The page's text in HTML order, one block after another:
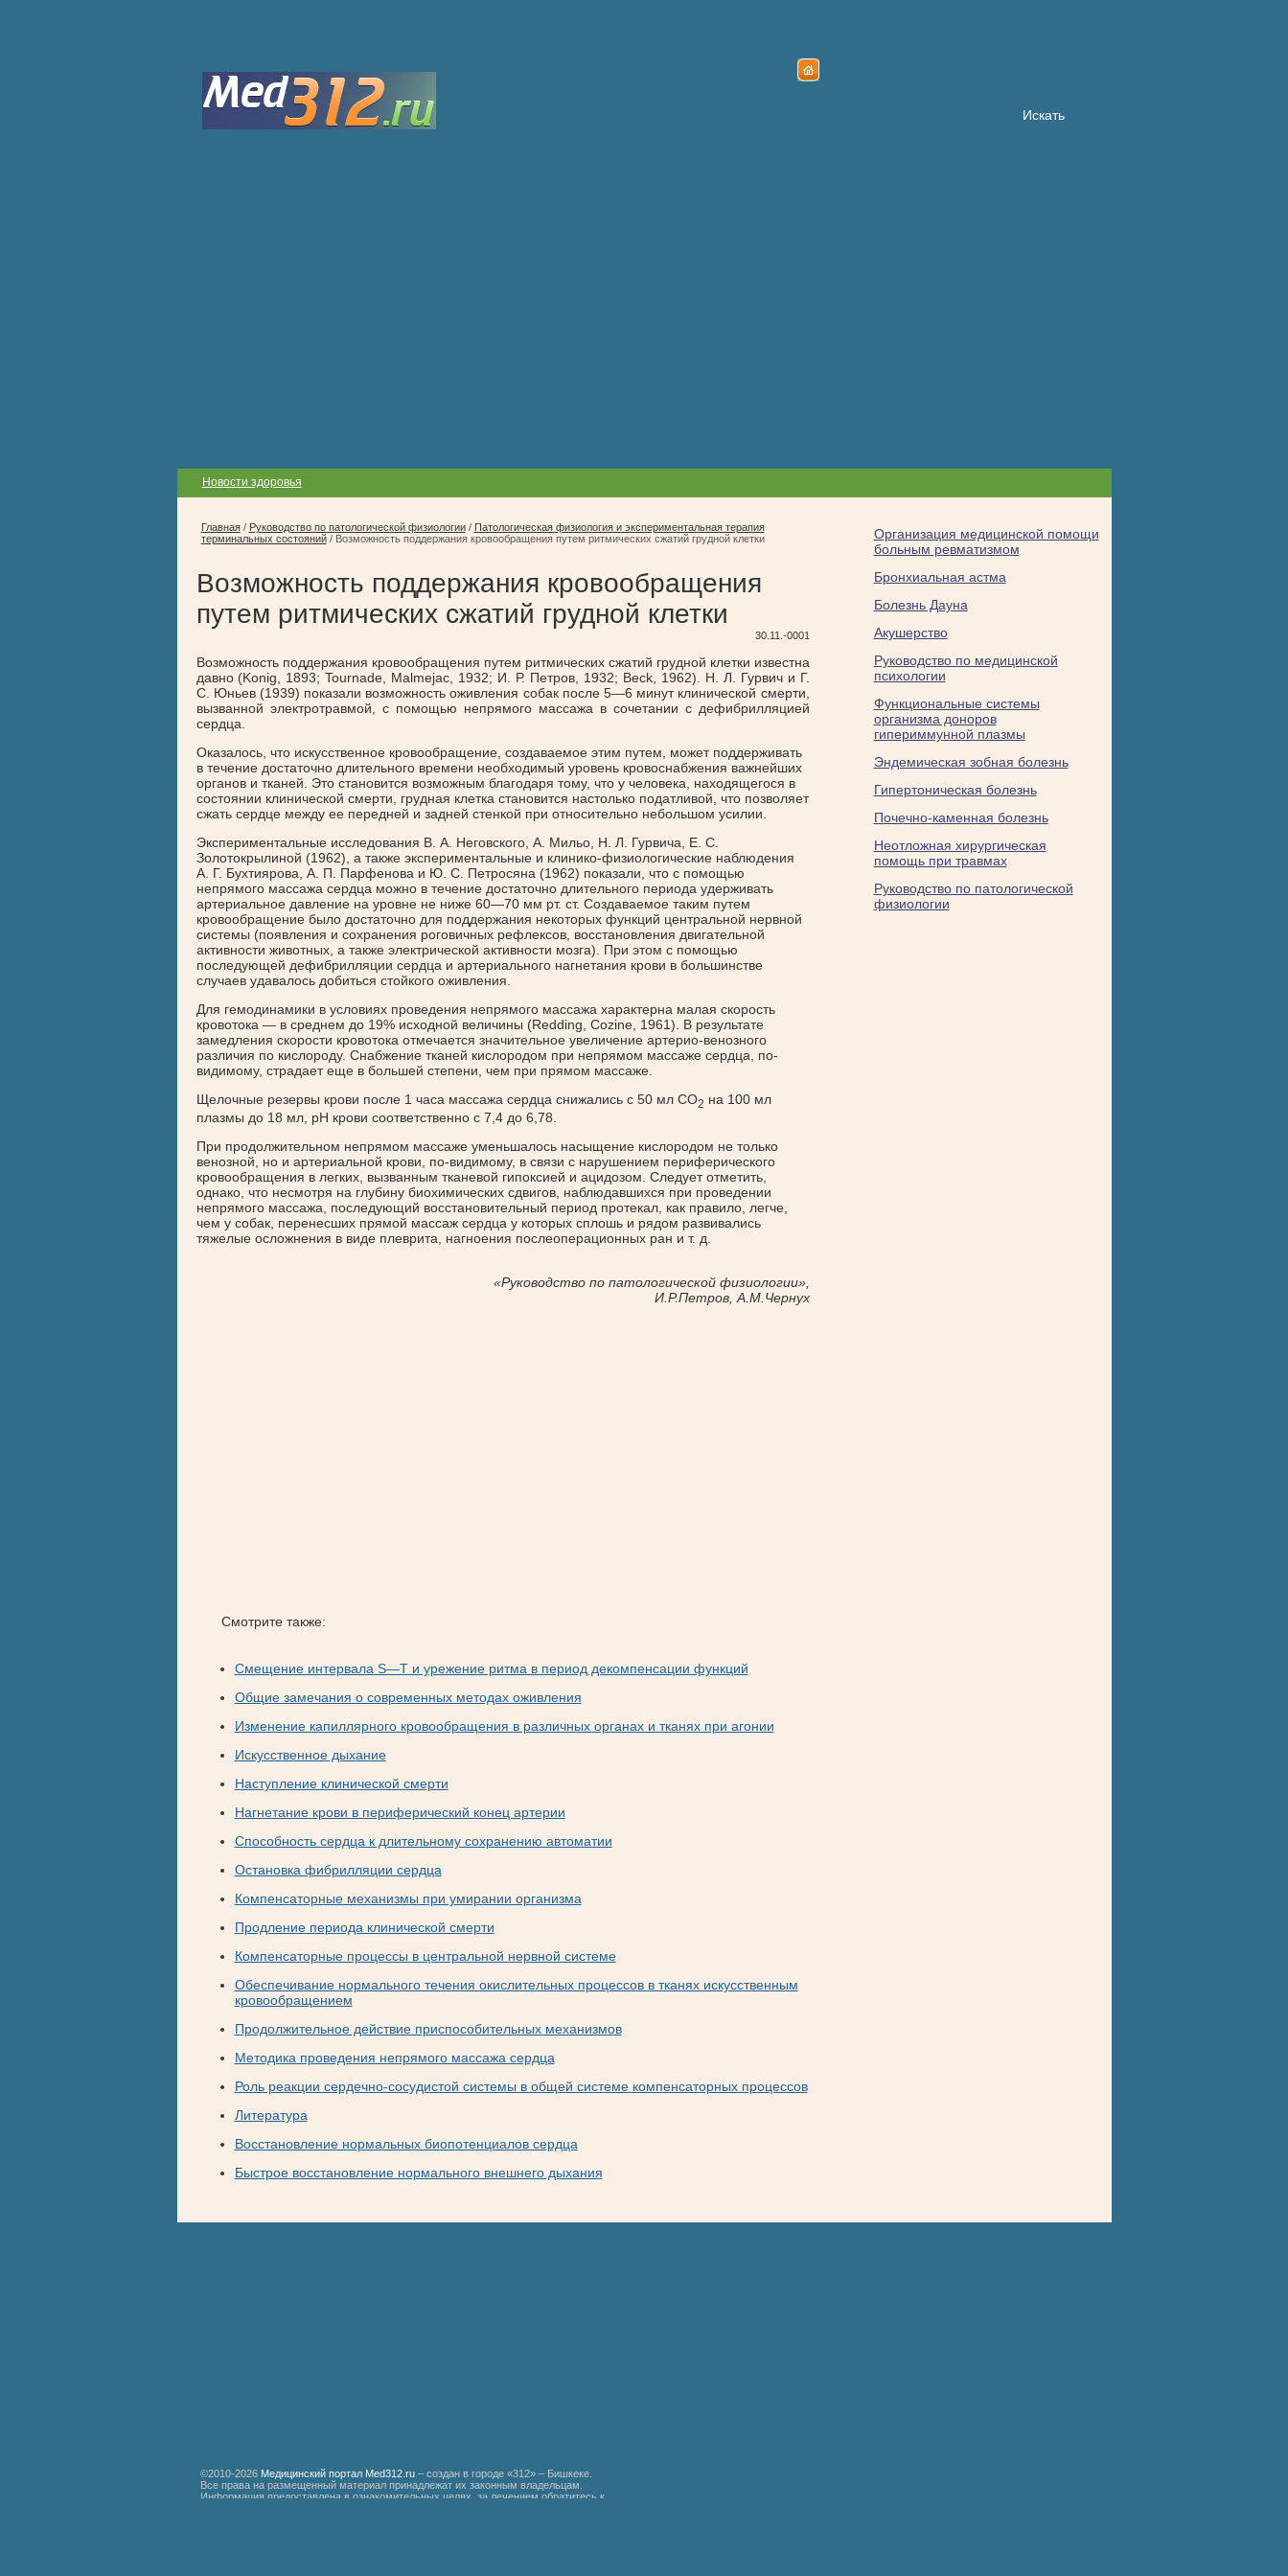
Новости здоровья
Главная/ Руководство по патологической физиологии/ Патологическая физиология и экспериментальная терапия
терминальных состояний/ Возможность поддержания кровообращения путем ритмических сжатий грудной клетки
Возможность поддержания кровообращения
путем ритмических сжатий грудной клетки
30.11.-0001
Возможность поддержания кровообращения путем ритмических сжатий грудной клетки известна
давно (Konig, 1893; Tournade, Malmejac, 1932; И. Р. Петров, 1932; Beck, 1962). Н. Л. Гурвич и Г.
С. Юньев (1939) показали возможность оживления собак после 5—6 минут клинической смерти,
вызванной электротравмой, с помощью непрямого массажа в сочетании с дефибрилляцией
сердца.
Оказалось, что искусственное кровообращение, создаваемое этим путем, может поддерживать
в течение достаточно длительного времени необходимый уровень кровоснабжения важнейших
органов и тканей. Это становится возможным благодаря тому, что у человека, находящегося в
состоянии клинической смерти, грудная клетка становится настолько податливой, что позволяет
сжать сердце между ее передней и задней стенкой при относительно небольшом усилии.
Экспериментальные исследования В. А. Неговского, А. Мильо, Н. Л. Гурвича, Е. С.
Золотокрылиной (1962), а также экспериментальные и клинико-физиологические наблюдения
А. Г. Бухтиярова, А. П. Парфенова и Ю. С. Петросяна (1962) показали, что с помощью
непрямого массажа сердца можно в течение достаточно длительного периода удерживать
артериальное давление на уровне не ниже 60—70 мм рт. ст. Создаваемое таким путем
кровообращение было достаточно для поддержания некоторых функций центральной нервной
системы (появления и сохранения роговичных рефлексов, восстановления двигательной
активности животных, а также электрической активности мозга). При этом с помощью
последующей дефибрилляции сердца и артериального нагнетания крови в большинстве
случаев удавалось добиться стойкого оживления.
Для гемодинамики в условиях проведения непрямого массажа характерна малая скорость
кровотока — в среднем до 19% исходной величины (Redding, Cozine, 1961). В результате
замедления скорости кровотока отмечается значительное увеличение артерио-венозного
различия по кислороду. Снабжение тканей кислородом при непрямом массаже сердца, по-
видимому, страдает еще в большей степени, чем при прямом массаже.
Щелочные резервы крови после 1 часа массажа сердца снижались с 50 мл СО2 на 100 мл
плазмы до 18 мл, pH крови соответственно с 7,4 до 6,78.
При продолжительном непрямом массаже уменьшалось насыщение кислородом не только
венозной, но и артериальной крови, по-видимому, в связи с нарушением периферического
кровообращения в легких, вызванным тканевой гипоксией и ацидозом. Следует отметить,
однако, что несмотря на глубину биохимических сдвигов, наблюдавшихся при проведении
непрямого массажа, последующий восстановительный период протекал, как правило, легче,
чем у собак, перенесших прямой массаж сердца у которых сплошь и рядом развивались
тяжелые осложнения в виде плеврита, нагноения послеоперационных ран и т. д.
«Руководство по патологической физиологии»,
И.Р.Петров, А.М.Чернух
Смотрите также:
Смещение интервала S—Т и урежение ритма в период декомпенсации функций
Общие замечания о современных методах оживления
Изменение капиллярного кровообращения в различных органах и тканях при агонии
Искусственное дыхание
Наступление клинической смерти
Нагнетание крови в периферический конец артерии
Способность сердца к длительному сохранению автоматии
Остановка фибрилляции сердца
Компенсаторные механизмы при умирании организма
Продление периода клинической смерти
Компенсаторные процессы в центральной нервной системе
Обеспечивание нормального течения окислительных процессов в тканях искусственным
кровообращением
Продолжительное действие приспособительных механизмов
Методика проведения непрямого массажа сердца
Роль реакции сердечно-сосудистой системы в общей системе компенсаторных процессов
Литература
Восстановление нормальных биопотенциалов сердца
Быстрое восстановление нормального внешнего дыхания
Организация медицинской помощи
больным ревматизмом
Бронхиальная астма
Болезнь Дауна
Акушерство
Руководство по медицинской
психологии
Функциональные системы
организма доноров
гипериммунной плазмы
Эндемическая зобная болезнь
Гипертоническая болезнь
Почечно-каменная болезнь
Неотложная хирургическая
помощь при травмах
Руководство по патологической
физиологии
©2010-2026 Медицинский портал Med312.ru – создан в городе «312» – Бишкеке.
Все права на размещенный материал принадлежат их законным владельцам.
Информация предоставлена в ознакомительных целях, за лечением обратитесь к